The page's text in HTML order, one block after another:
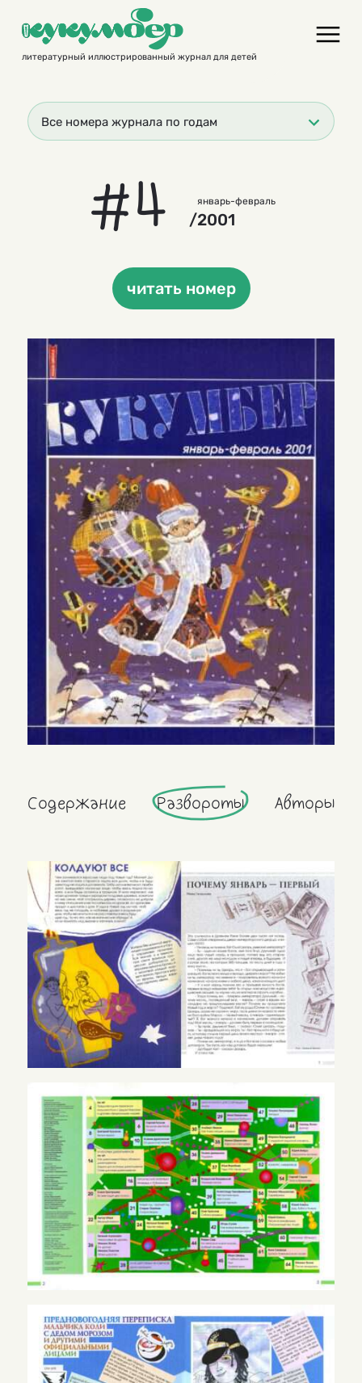
contentлитературный иллюстрированный журнал для детей
Все номера журнала по годам
#4 январь-февраль
/2001
читать номер
Содержание Развороты Авторы